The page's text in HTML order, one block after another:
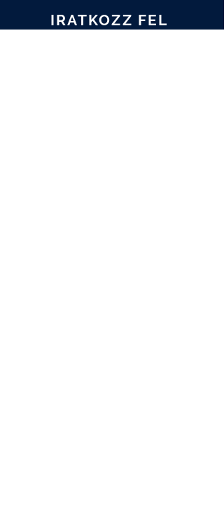
IRATKOZZ FEL